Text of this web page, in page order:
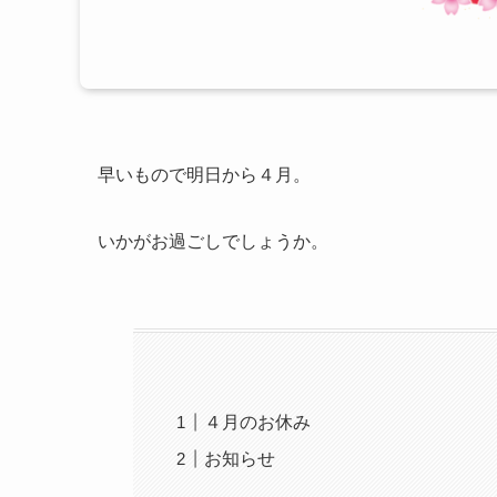
早いもので明日から４月。
いかがお過ごしでしょうか。
４月のお休み
お知らせ